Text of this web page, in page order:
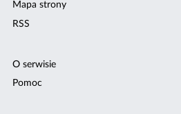
Mapa strony
RSS
O serwisie
Pomoc